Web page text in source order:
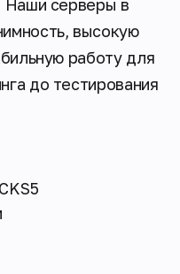
Наши серверы в
высокую
работу для
до тестирования